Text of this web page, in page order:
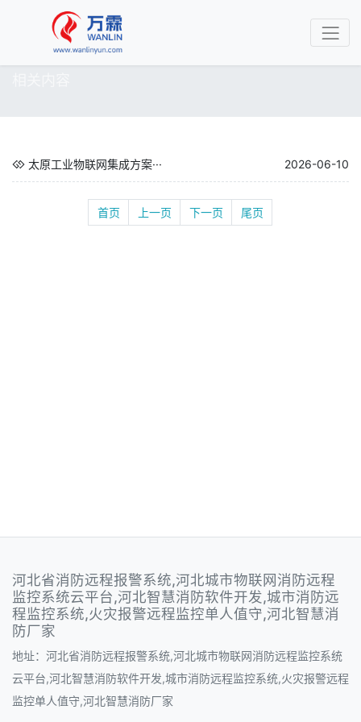
太原工业物联网集成方案··· 2026-06-10
首页 上一页 下一页 尾页
河北省消防远程报警系统,河北城市物联网消防远程
监控系统云平台,河北智慧消防软件开发,城市消防远
程监控系统,火灾报警远程监控单人值守,河北智慧消
防厂家
地址：河北省消防远程报警系统,河北城市物联网消防远程监控系统
云平台,河北智慧消防软件开发,城市消防远程监控系统,火灾报警远程
监控单人值守,河北智慧消防厂家